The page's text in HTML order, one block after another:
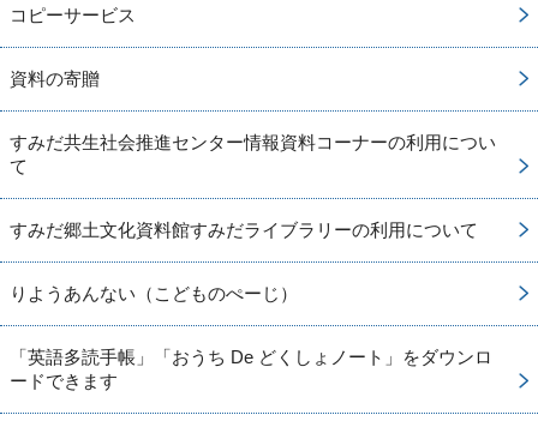
コピーサービス
資料の寄贈
すみだ共生社会推進センター情報資料コーナーの利用につい
て
すみだ郷土文化資料館すみだライブラリーの利用について
りようあんない（こどものぺーじ）
「英語多読手帳」「おうち De どくしょノート」をダウンロ
ードできます